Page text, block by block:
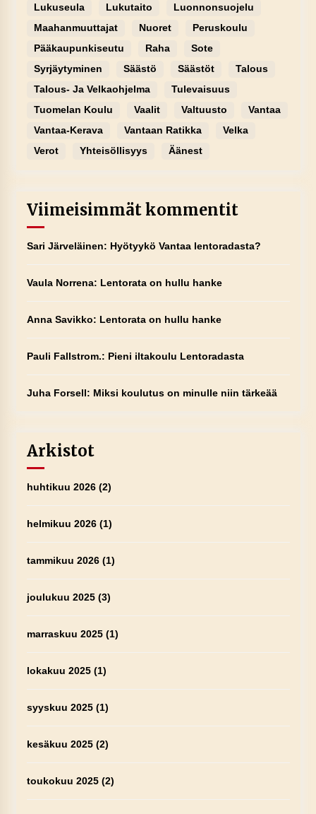
Lukuseula
Lukutaito
Luonnonsuojelu
Maahanmuuttajat
Nuoret
Peruskoulu
Pääkaupunkiseutu
Raha
Sote
Syrjäytyminen
Säästö Säästöt
Talous
Talous- Ja Velkaohjelma
Tulevaisuus
Tuomelan Koulu
Vaalit Valtuusto
Vantaa
Vantaa-Kerava
Vantaan Ratikka
Velka
Verot
Yhteisöllisyys Äänest
Viimeisimmät kommentit
Sari Järveläinen: Hyötyykö Vantaa lentoradasta?
Vaula Norrena: Lentorata on hullu hanke
Anna Savikko: Lentorata on hullu hanke
Pauli Fallstrom.: Pieni iltakoulu Lentoradasta
Juha Forsell: Miksi koulutus on minulle niin tärkeää
Arkistot
huhtikuu 2026(2)
helmikuu 2026(1)
tammikuu 2026(1)
joulukuu 2025(3)
marraskuu 2025(1)
lokakuu 2025(1)
syyskuu 2025(1)
kesäkuu 2025(2)
toukokuu 2025(2)